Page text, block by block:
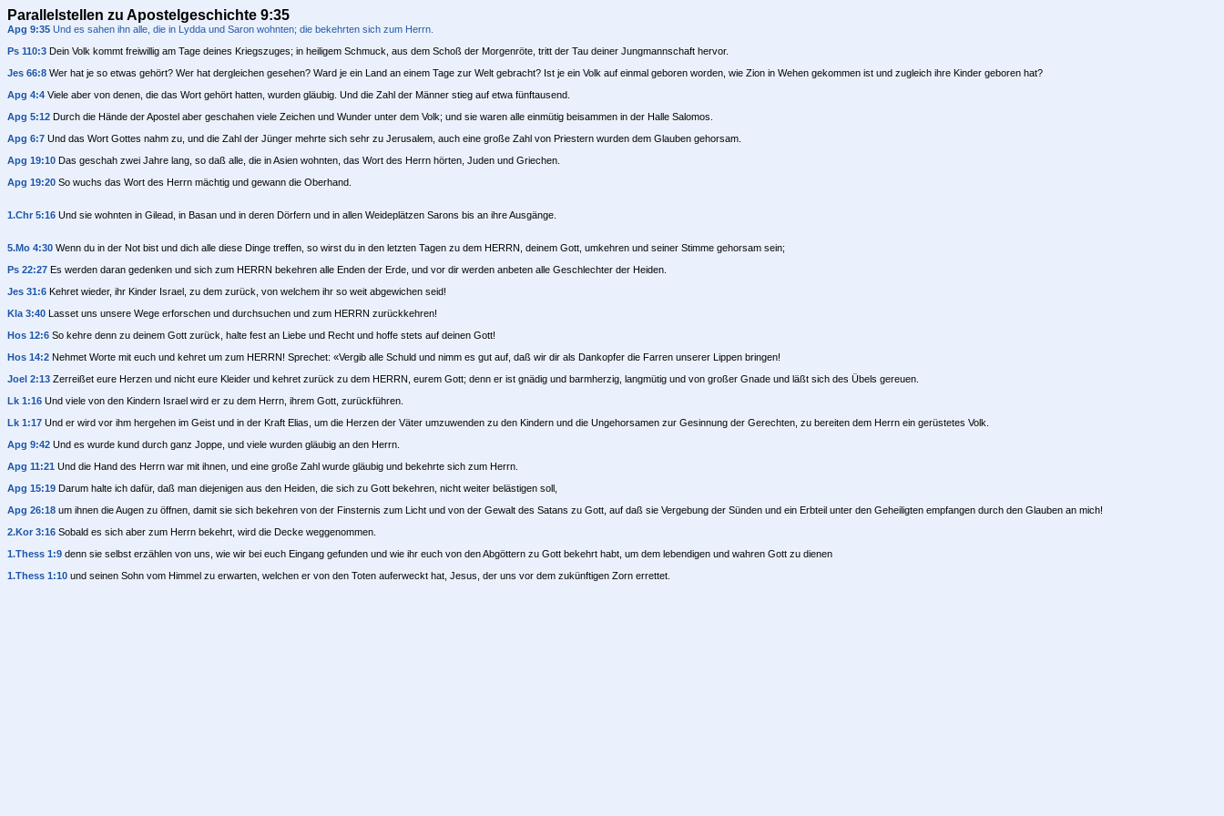
Parallelstellen zu Apostelgeschichte 9:35
Apg 9:35 Und es sahen ihn alle, die in Lydda und Saron wohnten; die bekehrten sich zum Herrn.
Ps 110:3 Dein Volk kommt freiwillig am Tage deines Kriegszuges; in heiligem Schmuck, aus dem Schoß der Morgenröte, tritt der Tau deiner Jungmannschaft hervor.
Jes 66:8 Wer hat je so etwas gehört? Wer hat dergleichen gesehen? Ward je ein Land an einem Tage zur Welt gebracht? Ist je ein Volk auf einmal geboren worden, wie Zion in Wehen gekommen ist und zugleich ihre Kinder geboren hat?
Apg 4:4 Viele aber von denen, die das Wort gehört hatten, wurden gläubig. Und die Zahl der Männer stieg auf etwa fünftausend.
Apg 5:12 Durch die Hände der Apostel aber geschahen viele Zeichen und Wunder unter dem Volk; und sie waren alle einmütig beisammen in der Halle Salomos.
Apg 6:7 Und das Wort Gottes nahm zu, und die Zahl der Jünger mehrte sich sehr zu Jerusalem, auch eine große Zahl von Priestern wurden dem Glauben gehorsam.
Apg 19:10 Das geschah zwei Jahre lang, so daß alle, die in Asien wohnten, das Wort des Herrn hörten, Juden und Griechen.
Apg 19:20 So wuchs das Wort des Herrn mächtig und gewann die Oberhand.
1.Chr 5:16 Und sie wohnten in Gilead, in Basan und in deren Dörfern und in allen Weideplätzen Sarons bis an ihre Ausgänge.
5.Mo 4:30 Wenn du in der Not bist und dich alle diese Dinge treffen, so wirst du in den letzten Tagen zu dem HERRN, deinem Gott, umkehren und seiner Stimme gehorsam sein;
Ps 22:27 Es werden daran gedenken und sich zum HERRN bekehren alle Enden der Erde, und vor dir werden anbeten alle Geschlechter der Heiden.
Jes 31:6 Kehret wieder, ihr Kinder Israel, zu dem zurück, von welchem ihr so weit abgewichen seid!
Kla 3:40 Lasset uns unsere Wege erforschen und durchsuchen und zum HERRN zurückkehren!
Hos 12:6 So kehre denn zu deinem Gott zurück, halte fest an Liebe und Recht und hoffe stets auf deinen Gott!
Hos 14:2 Nehmet Worte mit euch und kehret um zum HERRN! Sprechet: «Vergib alle Schuld und nimm es gut auf, daß wir dir als Dankopfer die Farren unserer Lippen bringen!
Joel 2:13 Zerreißet eure Herzen und nicht eure Kleider und kehret zurück zu dem HERRN, eurem Gott; denn er ist gnädig und barmherzig, langmütig und von großer Gnade und läßt sich des Übels gereuen.
Lk 1:16 Und viele von den Kindern Israel wird er zu dem Herrn, ihrem Gott, zurückführen.
Lk 1:17 Und er wird vor ihm hergehen im Geist und in der Kraft Elias, um die Herzen der Väter umzuwenden zu den Kindern und die Ungehorsamen zur Gesinnung der Gerechten, zu bereiten dem Herrn ein gerüstetes Volk.
Apg 9:42 Und es wurde kund durch ganz Joppe, und viele wurden gläubig an den Herrn.
Apg 11:21 Und die Hand des Herrn war mit ihnen, und eine große Zahl wurde gläubig und bekehrte sich zum Herrn.
Apg 15:19 Darum halte ich dafür, daß man diejenigen aus den Heiden, die sich zu Gott bekehren, nicht weiter belästigen soll,
Apg 26:18 um ihnen die Augen zu öffnen, damit sie sich bekehren von der Finsternis zum Licht und von der Gewalt des Satans zu Gott, auf daß sie Vergebung der Sünden und ein Erbteil unter den Geheiligten empfangen durch den Glauben an mich!
2.Kor 3:16 Sobald es sich aber zum Herrn bekehrt, wird die Decke weggenommen.
1.Thess 1:9 denn sie selbst erzählen von uns, wie wir bei euch Eingang gefunden und wie ihr euch von den Abgöttern zu Gott bekehrt habt, um dem lebendigen und wahren Gott zu dienen
1.Thess 1:10 und seinen Sohn vom Himmel zu erwarten, welchen er von den Toten auferweckt hat, Jesus, der uns vor dem zukünftigen Zorn errettet.